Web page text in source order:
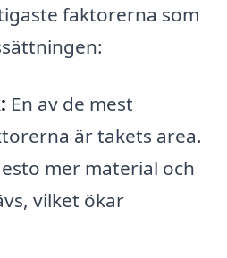
faktorerna som
En av de mest
är takets area.
mer material och
vilket ökar